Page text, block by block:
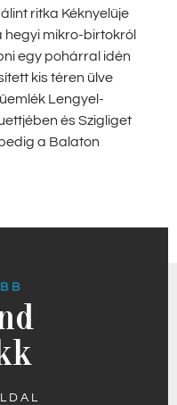
ritka Kéknyelűje
mikro-birtokról
egy pohárral idén
kis téren ülve
Lengyel-
és Szigliget
a Balaton